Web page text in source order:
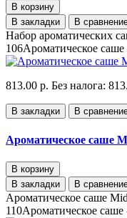
В корзину
В закладки
В
Набор ароматических
106Ароматическое саше
813.00 р. Без налога:
В закладки В
Ароматическое саше
В корзину
В закладки
В
Ароматическое саше
110Ароматическое саше